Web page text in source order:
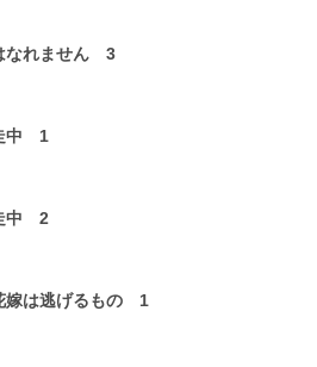
なれません 3
中 1
中 2
嫁は逃げるもの 1